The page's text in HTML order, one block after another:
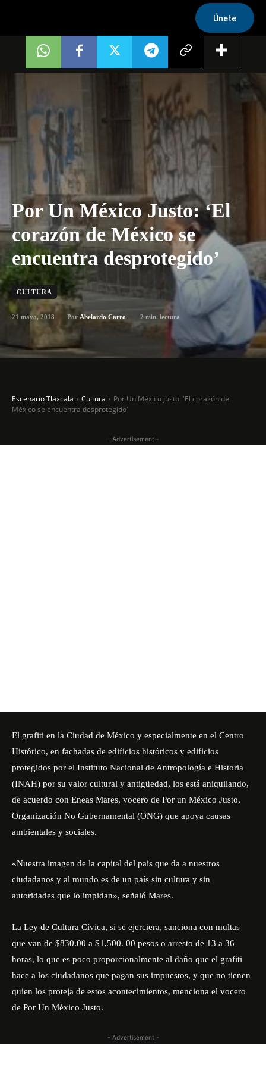
Únete
Por Un México Justo: ‘El
corazón de México se
encuentra desprotegido’
CULTURA
21 mayo, 2018 Por Abelardo Carro 2 min. lectura
Escenario Tlaxcala Cultura
Por Un México Justo: 'El corazón de
México se encuentra desprotegido'
- Advertisement -
El grafiti en la Ciudad de México y especialmente en el Centro
Histórico, en fachadas de edificios históricos y edificios
protegidos por el Instituto Nacional de Antropología e Historia
(INAH) por su valor cultural y antigüedad, los está aniquilando,
de acuerdo con Eneas Mares, vocero de Por un México Justo,
Organización No Gubernamental (ONG) que apoya causas
ambientales y sociales.
«Nuestra imagen de la capital del país que da a nuestros
ciudadanos y al mundo es de un país sin cultura y sin
autoridades que lo impidan», señaló Mares.
La Ley de Cultura Cívica, si se ejerciera, sanciona con multas
que van de $830.00 a $1,500. 00 pesos o arresto de 13 a 36
horas, lo que es poco proporcionalmente al daño que el grafiti
hace a los ciudadanos que pagan sus impuestos, y que no tienen
quien los proteja de estos acontecimientos, menciona el vocero
de Por Un México Justo.
- Advertisement -